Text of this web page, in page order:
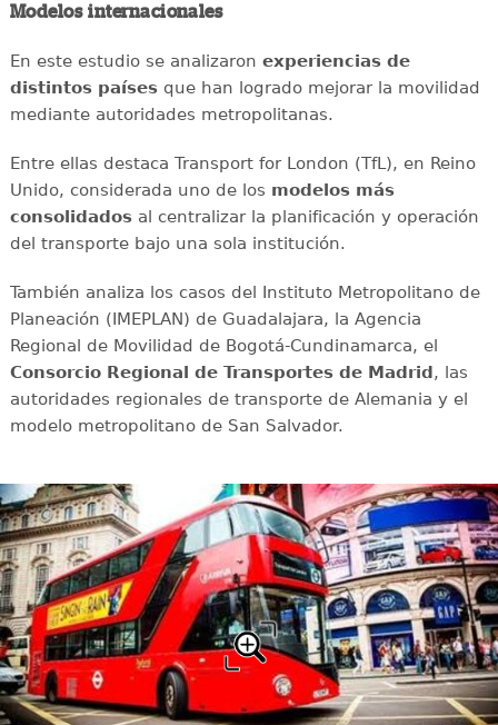
Modelos internacionales
En este estudio se analizaron experiencias de
distintos paísesque han logrado mejorar la movilidad
mediante autoridades metropolitanas.
Entre ellas destaca Transport for London (TfL), en Reino
Unido, considerada uno de los modelos más
consolidadosal centralizar la planificación y operación
del transporte bajo una sola institución.
También analiza los casos del Instituto Metropolitano de
Planeación (IMEPLAN) de Guadalajara, la Agencia
Regional de Movilidad de Bogotá-Cundinamarca, el
Consorcio Regional de Transportes de Madrid, las
autoridades regionales de transporte de Alemania y el
modelo metropolitano de San Salvador.